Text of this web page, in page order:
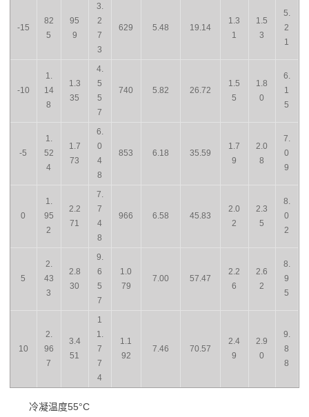
-15
82
5
95
9
3.
2
7
3
629 5.48 19.14
1.3
1
1.5
3
5.
2
1
-10
1.
14
8
1.3
35
4.
5
5
7
740 5.82 26.72
1.5
5
1.8
0
6.
1
5
-5
1.
52
4
1.7
73
6.
0
4
8
853 6.18 35.59
1.7
9
2.0
8
7.
0
9
0
1.
95
2
2.2
71
7.
7
4
8
966 6.58 45.83
2.0
2
2.3
5
8.
0
2
5
2.
43
3
2.8
30
9.
6
5
7
1.0
79
7.00 57.47
2.2
6
2.6
2
8.
9
5
10
2.
96
7
3.4
51
1
1.
7
7
4
1.1
92
7.46 70.57
2.4
9
2.9
0
9.
8
8
冷凝温度55°C